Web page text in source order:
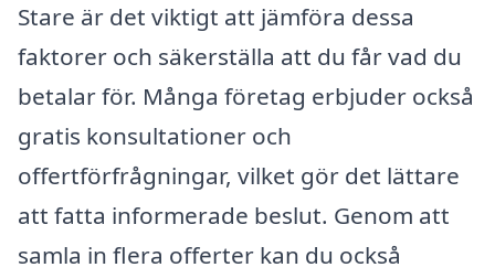
Stare är det viktigt att jämföra dessa
faktorer och säkerställa att du får vad du
betalar för. Många företag erbjuder också
gratis konsultationer och
offertförfrågningar, vilket gör det lättare
att fatta informerade beslut. Genom att
samla in flera offerter kan du också